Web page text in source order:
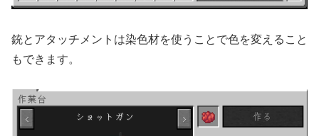
銃とアタッチメントは染色材を使うことで色を変えること
もできます。